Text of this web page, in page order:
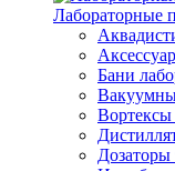
Лабораторные
Бани
Вортексы
Дозаторы